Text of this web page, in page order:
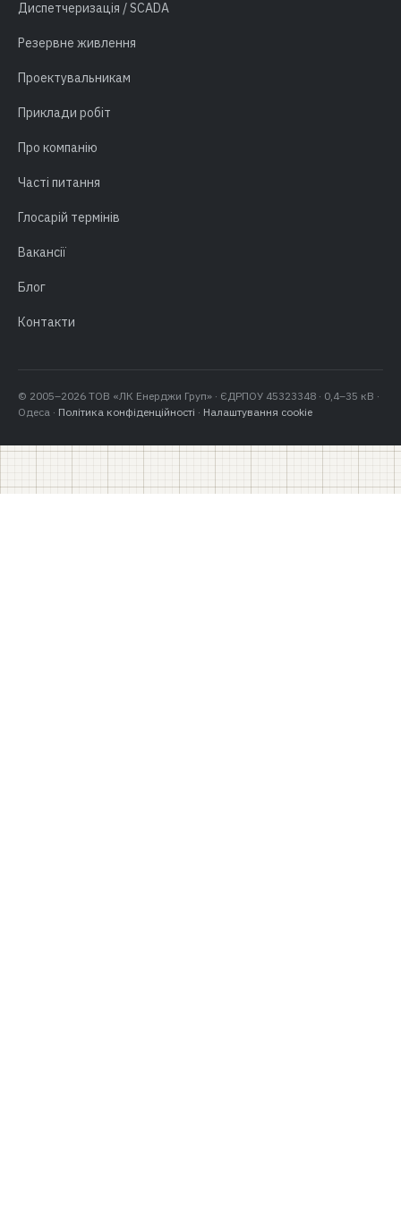
Диспетчеризація / SCADA
Резервне живлення
Проектувальникам
Приклади робіт
Про компанію
Часті питання
Глосарій термінів
Вакансії
Блог
Контакти
© 2005–2026 ТОВ «ЛК Енерджи Груп» · ЄДРПОУ 45323348 · 0,4–35 кВ ·
Одеса · Політика конфіденційності · Налаштування cookie